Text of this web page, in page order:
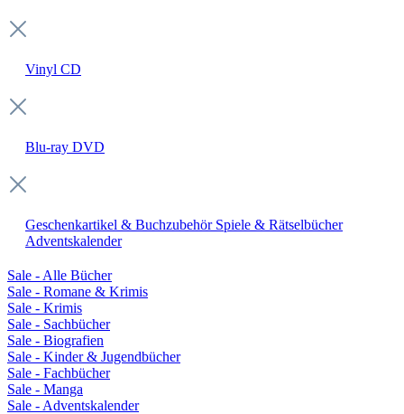
Vinyl CD
Blu-ray DVD
Geschenkartikel & Buchzubehör Spiele & Rätselbücher
Adventskalender
Sale - Alle Bücher
Sale - Romane & Krimis
Sale - Krimis
Sale - Sachbücher
Sale - Biografien
Sale - Kinder & Jugendbücher
Sale - Fachbücher
Sale - Manga
Sale - Adventskalender